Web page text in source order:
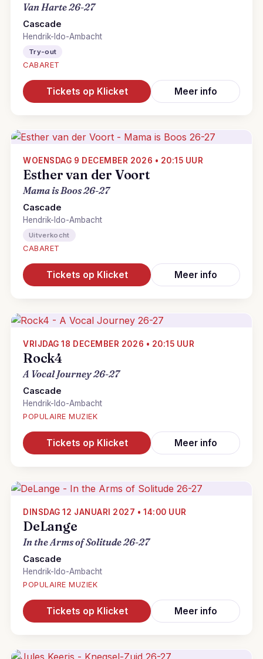
Van Harte 26-27
Cascade
Hendrik-Ido-Ambacht
Try-out
CABARET
Tickets op Klicket Meer info
WOENSDAG 9 DECEMBER 2026 • 20:15 UUR
Esther van der Voort
Mama is Boos 26-27
Cascade
Hendrik-Ido-Ambacht
Uitverkocht
CABARET
Tickets op Klicket Meer info
VRIJDAG 18 DECEMBER 2026 • 20:15 UUR
Rock4
A Vocal Journey 26-27
Cascade
Hendrik-Ido-Ambacht
POPULAIRE MUZIEK
Tickets op Klicket Meer info
DINSDAG 12 JANUARI 2027 • 14:00 UUR
DeLange
In the Arms of Solitude 26-27
Cascade
Hendrik-Ido-Ambacht
POPULAIRE MUZIEK
Tickets op Klicket Meer info